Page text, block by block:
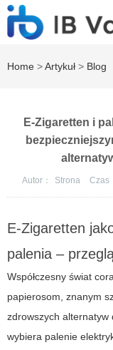
Home >Artykuł > Blog
E-Zigaretten i
Autor： Strona Czas
E-Zigaretten
palenia –
Współczesny świat
papierosom, znanym
zdrowszych alternatyw
wybiera palenie